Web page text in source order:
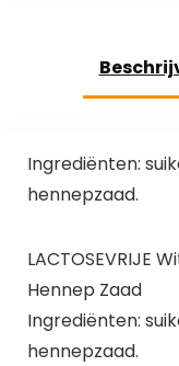
Ingrediënten:
hennepzaad.
LACTOSEVRIJE
Hennep Zaad
Ingrediënten:
hennepzaad.